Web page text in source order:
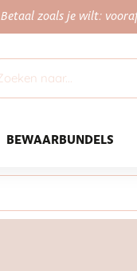
Betaal zoals je wilt:
BEWAARBUNDELS